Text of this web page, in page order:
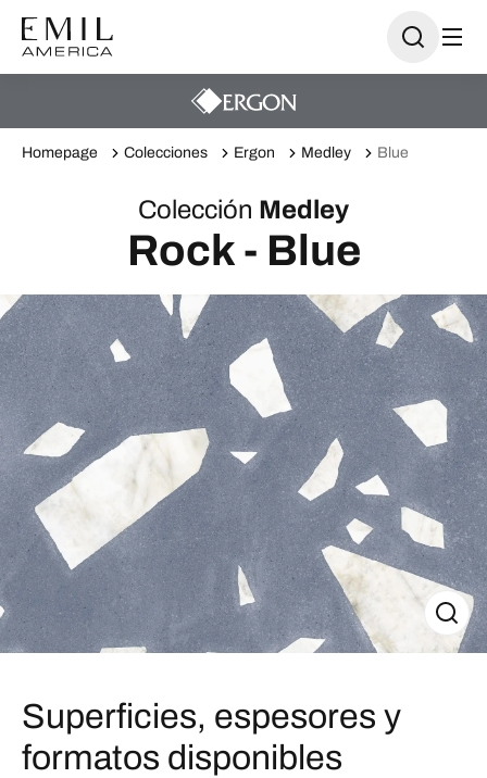
Homepage Colecciones Ergon Medley Blue
Colección Medley
Rock - Blue
Superficies, espesores y
formatos disponibles